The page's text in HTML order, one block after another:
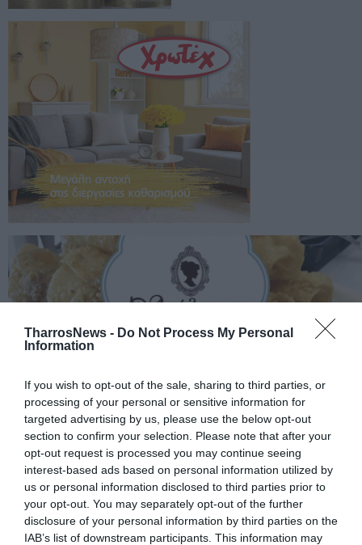
TharrosNews - Do Not Process My Personal
Information
If you wish to opt-out of the sale, sharing to third parties, or
processing of your personal or sensitive information for
targeted advertising by us, please use the below opt-out
section to confirm your selection. Please note that after your
opt-out request is processed you may continue seeing
interest-based ads based on personal information utilized by
us or personal information disclosed to third parties prior to
your opt-out. You may separately opt-out of the further
disclosure of your personal information by third parties on the
IAB’s list of downstream participants. This information may